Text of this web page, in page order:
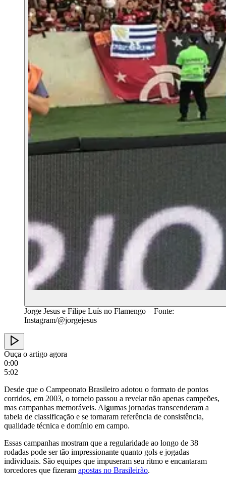
Jorge Jesus e Filipe Luís no Flamengo – Fonte:
Instagram/@jorgejesus
Ouça o artigo agora
0:00
5:02
Desde que o Campeonato Brasileiro adotou o formato de pontos
corridos, em 2003, o torneio passou a revelar não apenas campeões,
mas campanhas memoráveis. Algumas jornadas transcenderam a
tabela de classificação e se tornaram referência de consistência,
qualidade técnica e domínio em campo.
Essas campanhas mostram que a regularidade ao longo de 38
rodadas pode ser tão impressionante quanto gols e jogadas
individuais. São equipes que impuseram seu ritmo e encantaram
torcedores que fizeram apostas no Brasileirão.